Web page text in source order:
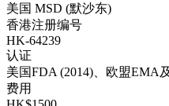
美国 MSD (默沙东)
香港注册编号
HK-64239
认证
美国FDA (2014)、欧盟EMA
费用